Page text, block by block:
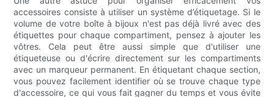
accessoires consiste à utiliser un système d’étiquetage. Si le
volume de votre boîte à bijoux n'est pas déjà livré avec des
étiquettes pour chaque compartiment, pensez à ajouter les
vôtres. Cela peut être aussi simple que d'utiliser une
étiqueteuse ou d'écrire directement sur les compartiments
avec un marqueur permanent. En étiquetant chaque section,
vous pouvez facilement identifier où se trouve chaque type
d'accessoire, ce qui vous fait gagner du temps et vous évite